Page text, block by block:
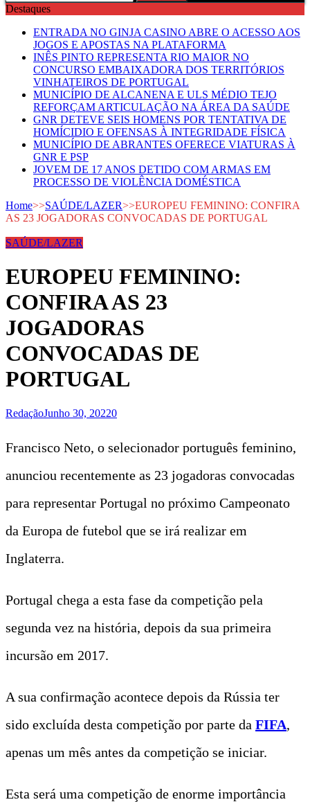
por:
Destaques
ENTRADA NO GINJA CASINO ABRE O ACESSO AOS
JOGOS E APOSTAS NA PLATAFORMA
INÊS PINTO REPRESENTA RIO MAIOR NO
CONCURSO EMBAIXADORA DOS TERRITÓRIOS
VINHATEIROS DE PORTUGAL
MUNICÍPIO DE ALCANENA E ULS MÉDIO TEJO
REFORÇAM ARTICULAÇÃO NA ÁREA DA SAÚDE
GNR DETEVE SEIS HOMENS POR TENTATIVA DE
HOMÍCIDIO E OFENSAS À INTEGRIDADE FÍSICA
MUNICÍPIO DE ABRANTES OFERECE VIATURAS À
GNR E PSP
JOVEM DE 17 ANOS DETIDO COM ARMAS EM
PROCESSO DE VIOLÊNCIA DOMÉSTICA
Home>>SAÚDE/LAZER>>EUROPEU FEMININO: CONFIRA
AS 23 JOGADORAS CONVOCADAS DE PORTUGAL
SAÚDE/LAZER
EUROPEU FEMININO:
CONFIRA AS 23
JOGADORAS
CONVOCADAS DE
PORTUGAL
RedaçãoJunho 30, 20220
Francisco Neto, o selecionador português feminino,
anunciou recentemente as 23 jogadoras convocadas
para representar Portugal no próximo Campeonato
da Europa de futebol que se irá realizar em
Inglaterra.
Portugal chega a esta fase da competição pela
segunda vez na história, depois da sua primeira
incursão em 2017.
A sua confirmação acontece depois da Rússia ter
sido excluída desta competição por parte da FIFA,
apenas um mês antes da competição se iniciar.
Esta será uma competição de enorme importância